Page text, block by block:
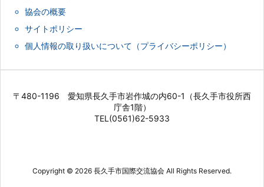
協会の概要
サイトポリシー
個人情報の取り扱いについて（プライバシーポリシー）
〒480-1196 愛知県長久手市岩作城の内60-1（長久手市役所西
庁舎1階）
TEL(0561)62-5933
Copyright © 2026 長久手市国際交流協会 All Rights Reserved.